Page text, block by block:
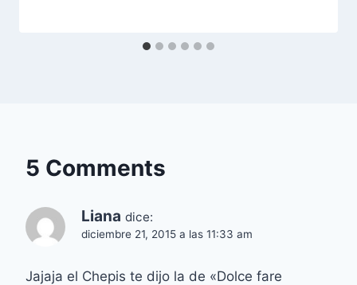
5 Comments
Liana dice:
diciembre 21, 2015 a las 11:33 am
Jajaja el Chepis te dijo la de «Dolce fare